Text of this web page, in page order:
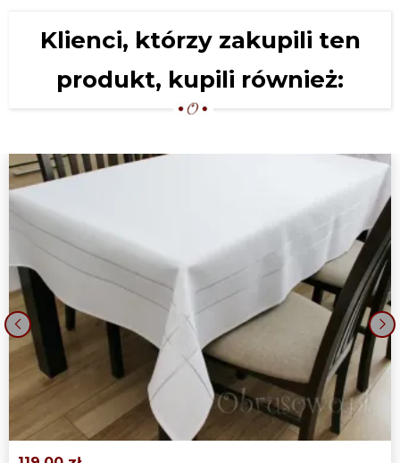
Klienci, którzy zakupili ten
produkt, kupili również:
‹